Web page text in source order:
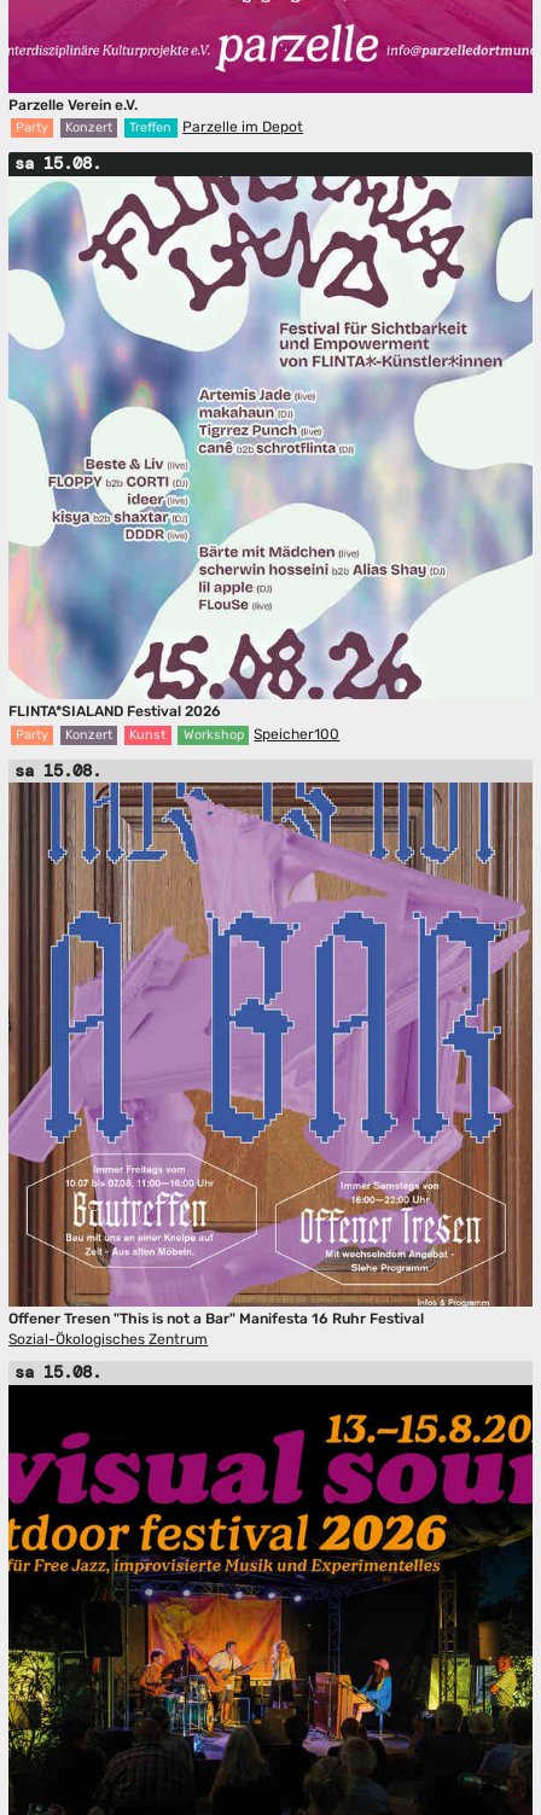
Parzelle Verein e.V.
Party Konzert Treffen Parzelle im Depot
sa 15.08.
FLINTA*SIALAND Festival 2026
Party Konzert Kunst Workshop Speicher100
sa 15.08.
Offener Tresen "This is not a Bar" Manifesta 16 Ruhr Festival
Sozial-Ökologisches Zentrum
sa 15.08.